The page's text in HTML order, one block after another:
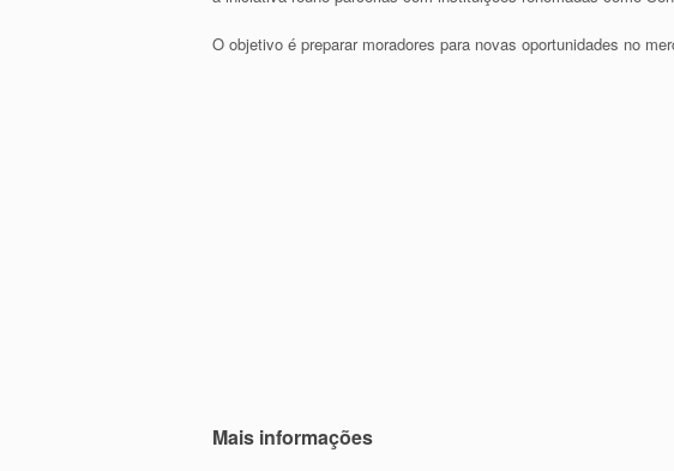
O objetivo é preparar moradores para novas oportunidades no
Mais informações